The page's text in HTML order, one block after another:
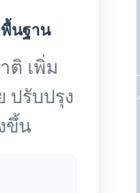
นฐาน
ติ เพิ่ม
ปรับปรุง
ขึ้น